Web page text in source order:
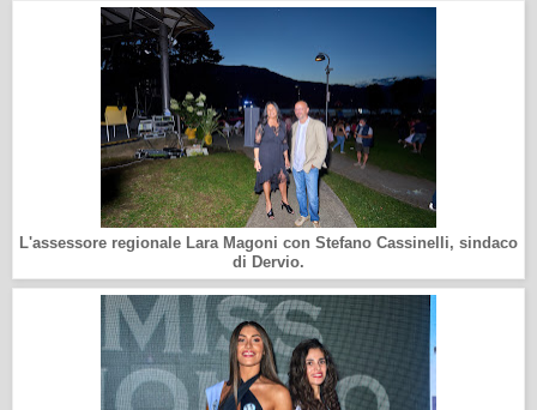
L'assessore regionale Lara Magoni con Stefano Cassinelli, sindaco
di Dervio.